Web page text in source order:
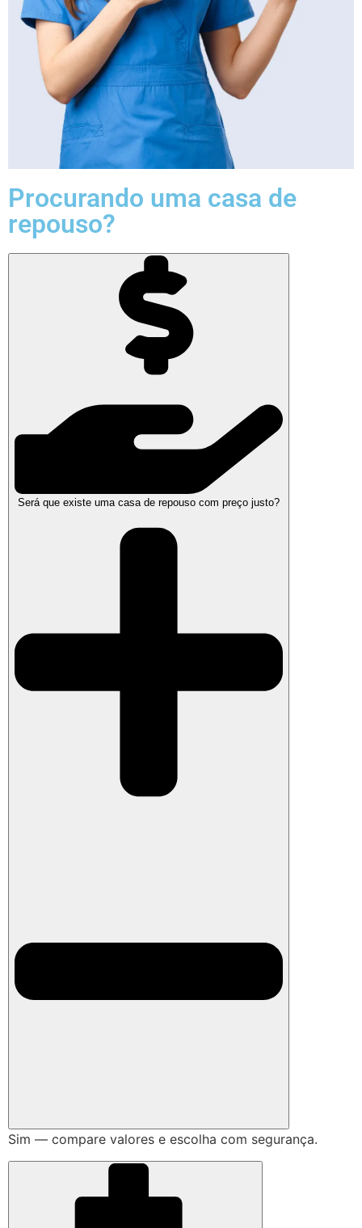
Procurando uma casa de
repouso?
Será que existe uma casa de repouso com preço justo?
Sim — compare valores e escolha com segurança.